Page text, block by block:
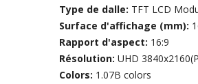
Type de dalle: TFT LCD
Surface d'affichage (mm):
Rapport d'aspect: 16:9
Résolution: UHD
Colors: 1.07B colors